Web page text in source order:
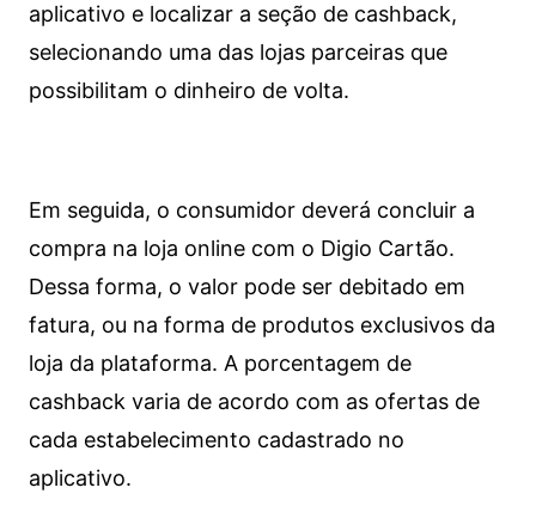
aplicativo e localizar a seção de cashback,
selecionando uma das lojas parceiras que
possibilitam o dinheiro de volta.
Em seguida, o consumidor deverá concluir a
compra na loja online com o Digio Cartão.
Dessa forma, o valor pode ser debitado em
fatura, ou na forma de produtos exclusivos da
loja da plataforma. A porcentagem de
cashback varia de acordo com as ofertas de
cada estabelecimento cadastrado no
aplicativo.